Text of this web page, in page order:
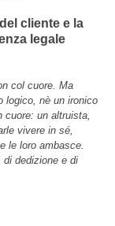
cliente e la
legale
col cuore. Ma
logico, nè un ironico
cuore: un altruista,
vivere in sé,
le loro ambasce.
di dedizione e di